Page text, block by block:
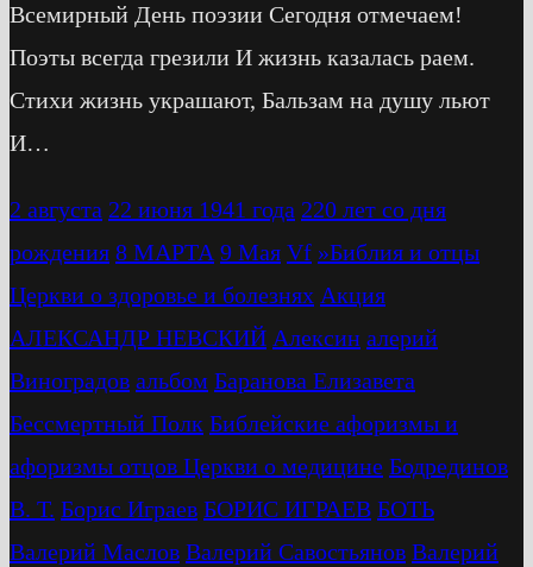
Всемирный День поэзии Сегодня отмечаем!
Поэты всегда грезили И жизнь казалась раем.
Стихи жизнь украшают, Бальзам на душу льют
И…
2 августа 22 июня 1941 года 220 лет со дня
рождения 8 МАРТА 9 Мая Vf »Библия и отцы
Церкви о здоровье и болезнях Акция
АЛЕКСАНДР НЕВСКИЙ Алексин алерий
Виноградов альбом Баранова Елизавета
Бессмертный Полк Библейские афоризмы и
афоризмы отцов Церкви о медицине Бодрединов
В. Т. Бориc Играев БОРИС ИГРАЕВ БОТЬ
Валерий Маслов Валерий Савостьянов Валерий